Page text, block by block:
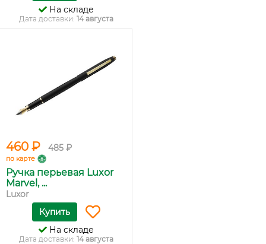
На складе
Дата доставки: 14 августа
460 ₽ 485 ₽
по карте
Ручка перьевая Luxor
Marvel, ...
Luxor
Купить
На складе
Дата доставки: 14 августа